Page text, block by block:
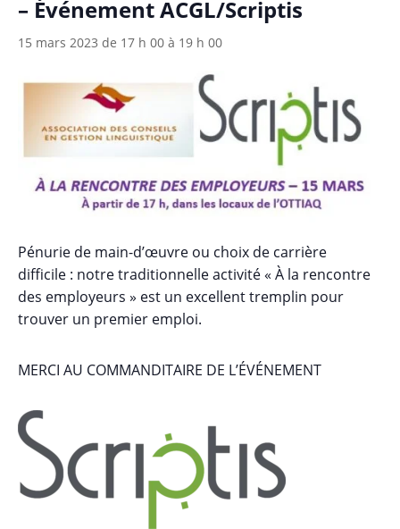
– Événement ACGL/Scriptis
15 mars 2023 de 17 h 00 à 19 h 00
Pénurie de main-d’œuvre ou choix de carrière
difficile : notre traditionnelle activité « À la rencontre
des employeurs » est un excellent tremplin pour
trouver un premier emploi.
MERCI AU COMMANDITAIRE DE L’ÉVÉNEMENT